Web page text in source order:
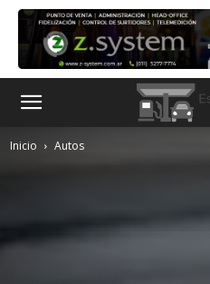
Inicio Autos